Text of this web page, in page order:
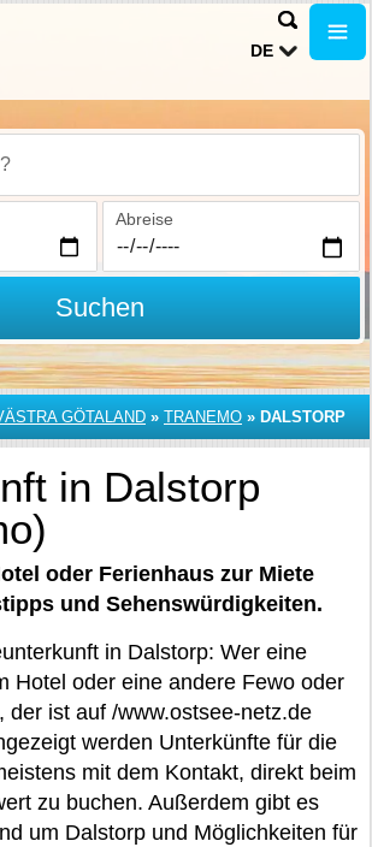
DE
Abreise
Suchen
GÖTALAND » TRANEMO » DALSTORP
in Dalstorp
oder Ferienhaus zur Miete
und Sehenswürdigkeiten.
in Dalstorp: Wer eine
Hotel oder eine andere Fewo oder
der ist auf /www.ostsee-netz.de
werden Unterkünfte für die
mit dem Kontakt, direkt beim
zu buchen. Außerdem gibt es
um Dalstorp und Möglichkeiten für